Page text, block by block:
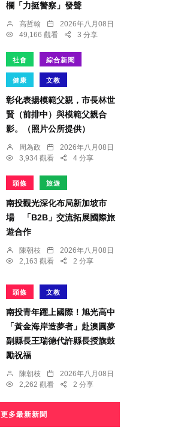
欄「力挺警察」發聲
高哲翰
2026年八月08日
49,166 觀看
3 分享
社會 綜合新聞
健康 文教
彰化表揚模範父親，市長林世
賢（前排中）與模範父親合
影。（照片公所提供）
周為政
2026年八月08日
3,934 觀看
4 分享
頭條 旅遊
南投觀光深化布局新加坡市
場 「B2B」交流拓展國際旅
遊合作
陳朝枝
2026年八月08日
2,163 觀看
2 分享
頭條 文教
南投青年躍上國際！旭光高中
「黃金海岸造夢者」赴澳圓夢
副縣長王瑞德代許縣長授旗鼓
勵祝福
陳朝枝
2026年八月08日
2,262 觀看
2 分享
更多最新新聞